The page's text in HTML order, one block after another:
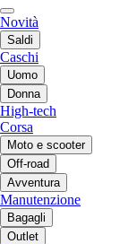
Novità
Saldi
Caschi
Uomo
Donna
High-tech
Corsa
Moto e scooter
Off-road
Avventura
Manutenzione
Bagagli
Outlet